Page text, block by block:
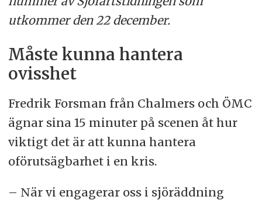
utkommer den 22 december.
Måste kunna hantera
ovisshet
Fredrik Forsman från Chalmers och ÖMC
ägnar sina 15 minuter på scenen åt hur
viktigt det är att kunna hantera
oförutsägbarhet i en kris.
– När vi engagerar oss i sjöräddning